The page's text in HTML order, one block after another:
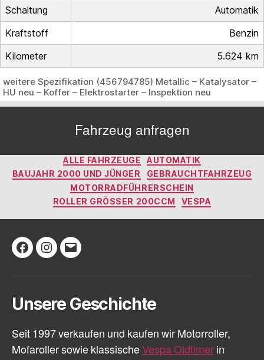
Schaltung
Automatik
Kraftstoff
Benzin
Kilometer
5.624 km
weitere Spezifikation (456794785) Metallic – Katalysator –
HU neu – Koffer – Elektrostarter – Inspektion neu
Fahrzeug anfragen
KategorienALLE FAHRZEUGE
AUTOMATIK
BAUJAHR 2000 UND JÜNGER
GEBRAUCHTFAHRZEUG
MOTORRADFÜHRERSCHEIN
ROLLER GRÖSSER 200CCM
VESPA
Facebook
Instagram
E-
Unsere Geschichte
Seit 1997 verkaufen und kaufen wir Motorroller,
Mofaroller sowie klassischeVespa Oldtimer in